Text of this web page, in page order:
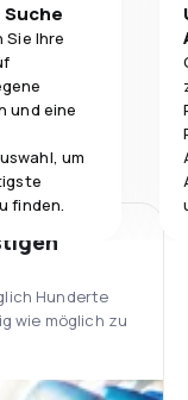
Suche
Sie Ihre
und eine
um
finden.
Hunderte
wie möglich zu